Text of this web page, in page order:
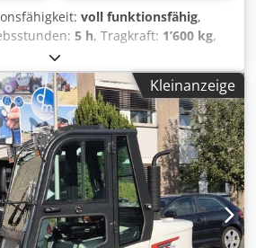
voll funktionsfähig,
5 h, Tragkraft: 1’600 kg,
, Freihub:
Triplex, Bauhöhe:2’108 mm,
, Leergewicht:1’340 kg ,
, Antriebsart:Elektro, Baubreite:
Lastschwerpunkt: 600
Masttyp: Triplex Zustand: Neugerät
Bereifung vorne Typ: Polyurethan
80 - 100% Bereifung hinten Typ:
hinten Zustand: 80 - 100% Batterie
150Ah Batterie Typ: Lithium-Ionen
Batterie Zustand: 80 - 100%
Kleinanzeige